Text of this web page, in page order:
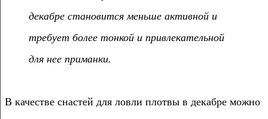
декабре становится меньше активной и
требует более тонкой и привлекательной
для нее приманки.
В качестве снастей для ловли плотвы в декабре можно